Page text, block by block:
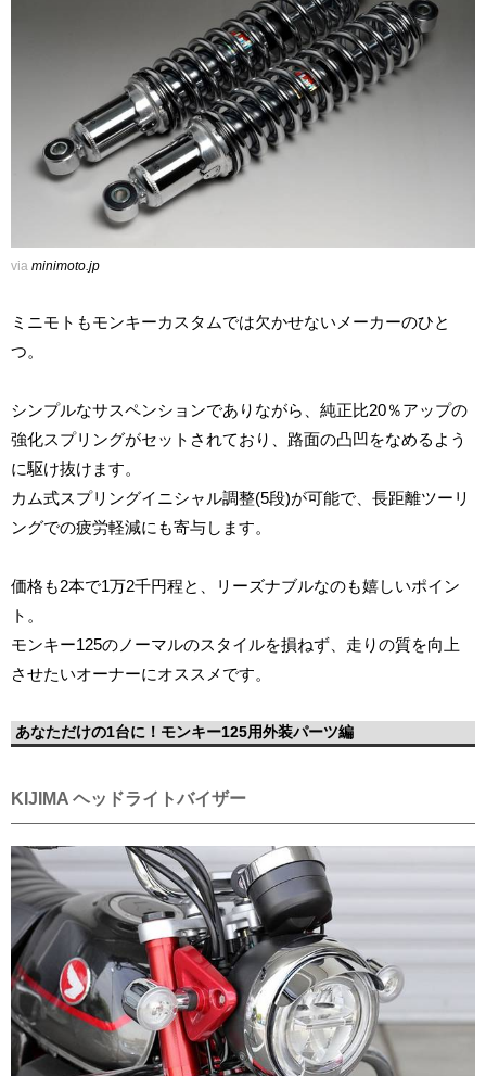
via minimoto.jp
ミニモトもモンキーカスタムでは欠かせないメーカーのひと
つ。
シンプルなサスペンションでありながら、純正比20％アップの
強化スプリングがセットされており、路面の凸凹をなめるよう
に駆け抜けます。
カム式スプリングイニシャル調整(5段)が可能で、長距離ツーリ
ングでの疲労軽減にも寄与します。
価格も2本で1万2千円程と、リーズナブルなのも嬉しいポイン
ト。
モンキー125のノーマルのスタイルを損ねず、走りの質を向上
させたいオーナーにオススメです。
あなただけの1台に！モンキー125用外装パーツ編
KIJIMA ヘッドライトバイザー